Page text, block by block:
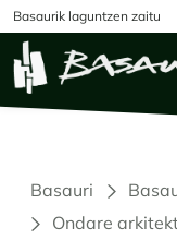
Skip to main content
Basaurik laguntzen zaitu
Basauri
Ondare